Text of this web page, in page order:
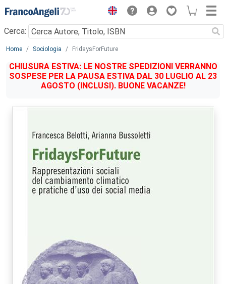
Menu
Cerca:
Main content
Home Sociologia FridaysForFuture
CHIUSURA ESTIVA: LE NOSTRE SPEDIZIONI VERRANNO
SOSPESE PER LA PAUSA ESTIVA DAL 30 LUGLIO AL 23
AGOSTO (INCLUSI). BUONE VACANZE!